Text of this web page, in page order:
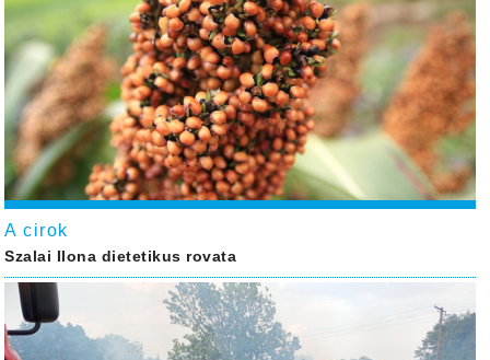
A cirok
Szalai Ilona dietetikus rovata